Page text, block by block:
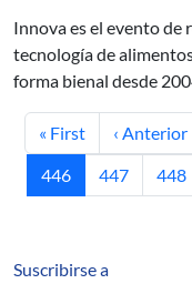
Innova es el evento de
tecnología de
forma bienal desde
Primera página
« First Página
‹ Anterior
Página actual
446 Página
447 448
Suscribirse a